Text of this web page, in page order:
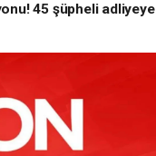
45 şüpheli adliyeye